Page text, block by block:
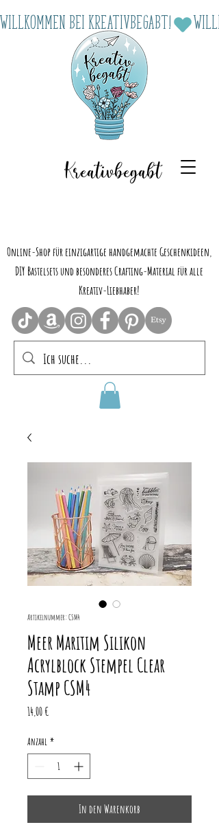
Kreativbegabt
Online-Shop für einzigartige handgemachte Geschenkideen,
DIY Bastelsets und besonderes Crafting-Material für alle
Kreativ-Liebhaber!
Willkommen bei Kreativbegabt!
Artikelnummer: CSM4
Meer Maritim Silikon
Acrylblock Stempel Clear
Stamp CSM4
14,00 €
Anzahl *
In den Warenkorb